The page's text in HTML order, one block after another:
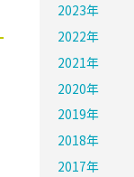
2023年
2022年
2021年
2020年
2019年
2018年
2017年